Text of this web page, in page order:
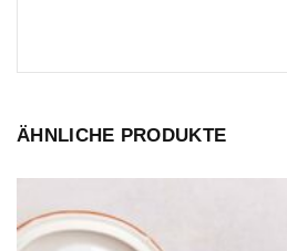
ÄHNLICHE PRODUKTE